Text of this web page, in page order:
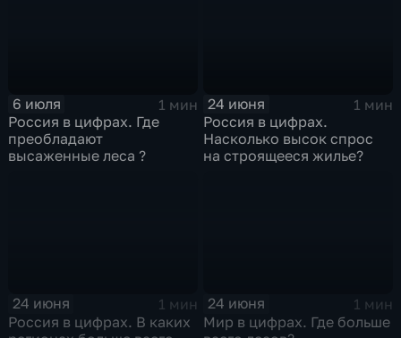
6 июля
1 мин
Россия в цифрах. Где
преобладают
высаженные леса ?
24 июня
1 мин
Россия в цифрах.
Насколько высок спрос
на строящееся жилье?
24 июня
1 мин
Россия в цифрах. В каких
24 июня
1 мин
Мир в цифрах. Где больше